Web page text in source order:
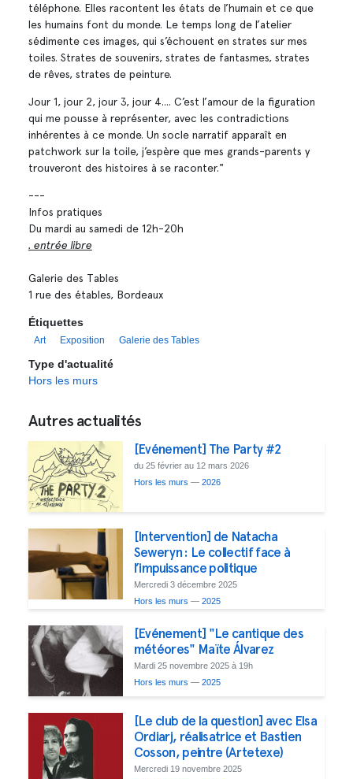
téléphone. Elles racontent les états de l’humain et ce que
les humains font du monde. Le temps long de l’atelier
sédimente ces images, qui s’échouent en strates sur mes
toiles. Strates de souvenirs, strates de fantasmes, strates
de rêves, strates de peinture.
Jour 1, jour 2, jour 3, jour 4.... C’est l’amour de la figuration
qui me pousse à représenter, avec les contradictions
inhérentes à ce monde. Un socle narratif apparaît en
patchwork sur la toile, j’espère que mes grands-parents y
trouveront des histoires à se raconter."
---
Infos pratiques
Du mardi au samedi de 12h-20h
. entrée libre
Galerie des Tables
1 rue des étables, Bordeaux
Étiquettes
Art Exposition Galerie des Tables
Type d'actualité
Hors les murs
Autres actualités
[Evénement] The Party #2
du 25 février au 12 mars 2026
Hors les murs — 2026
[Intervention] de Natacha
Seweryn : Le collectif face à
l’impuissance politique
Mercredi 3 décembre 2025
Hors les murs — 2025
[Evénement] "Le cantique des
météores" Maïte Álvarez
Mardi 25 novembre 2025 à 19h
Hors les murs — 2025
[Le club de la question] avec Elsa
Ordiarj, réalisatrice et Bastien
Cosson, peintre (Artetexe)
Mercredi 19 novembre 2025